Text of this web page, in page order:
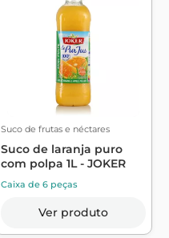
Suco de frutas e néctares
Suco de laranja puro
com polpa 1L - JOKER
Caixa de 6 peças
Ver produto